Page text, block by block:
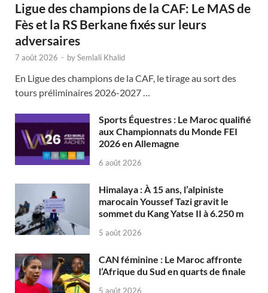
Ligue des champions de la CAF: Le MAS de
Fès et la RS Berkane fixés sur leurs
adversaires
7 août 2026 - bySemlali Khalid
En Ligue des champions de la CAF, le tirage au sort des
tours préliminaires 2026-2027 …
Sports Équestres : Le Maroc qualifié
aux Championnats du Monde FEI
2026 en Allemagne
6 août 2026
Himalaya : À 15 ans, l’alpiniste
marocain Youssef Tazi gravit le
sommet du Kang Yatse II à 6.250 m
5 août 2026
CAN féminine : Le Maroc affronte
l’Afrique du Sud en quarts de finale
5 août 2026